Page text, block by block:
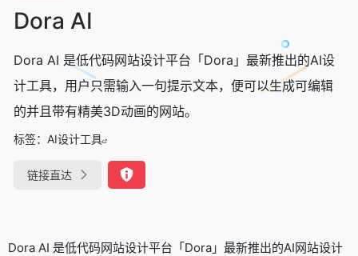
Dora AI
Dora AI 是低代码网站设计平台「Dora」最新推出的AI设
计工具，用户只需输入一句提示文本，便可以生成可编辑
的并且带有精美3D动画的网站。
标签： AI设计工具
链接直达
Dora AI 是低代码网站设计平台「Dora」最新推出的AI网站设计